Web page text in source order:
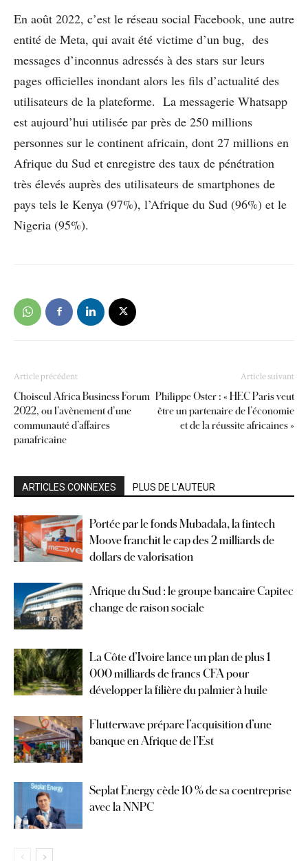
En août 2022, c’est le réseau social Facebook, une autre
entité de Meta, qui avait été victime d’un bug, des
messages d’inconnus adressés à des stars sur leurs
pages officielles inondant alors les fils d’actualité des
utilisateurs de la plateforme. La messagerie Whatsapp
est aujourd’hui utilisée par près de 250 millions
personnes sur le continent africain, dont 27 millions en
Afrique du Sud et enregistre des taux de pénétration
très élevés auprès des utilisateurs de smartphones de
pays tels le Kenya (97%), l’Afrique du Sud (96%) et le
Nigeria (95%).
Article précédent
Choiseul Africa Business Forum
2022, ou l’avènement d’une
communauté d’affaires
panafricaine
Article suivant
Philippe Oster : « HEC Paris veut
être un partenaire de l’économie
et de la réussite africaines »
ARTICLES CONNEXES PLUS DE L'AUTEUR
Portée par le fonds Mubadala, la fintech
Moove franchit le cap des 2 milliards de
dollars de valorisation
Afrique du Sud : le groupe bancaire Capitec
change de raison sociale
La Côte d’Ivoire lance un plan de plus 1
000 milliards de francs CFA pour
développer la filière du palmier à huile
Flutterwave prépare l’acquisition d’une
banque en Afrique de l’Est
Seplat Energy cède 10 % de sa coentreprise
avec la NNPC